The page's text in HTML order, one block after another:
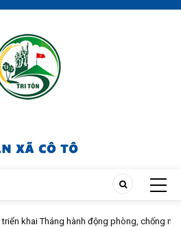
hành động phòng, chống ma túy năm 2026